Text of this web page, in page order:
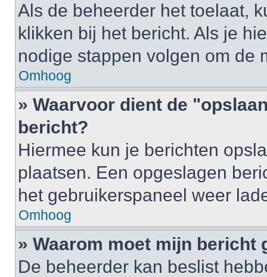
Als de beheerder het toelaat,
klikken bij het bericht. Als je
nodige stappen volgen om de
Omhoog
» Waarvoor dient de
bericht?
Hiermee kun je berichten
plaatsen. Een opgeslagen
het gebruikerspaneel weer
Omhoog
» Waarom moet mijn bericht
De beheerder kan beslist